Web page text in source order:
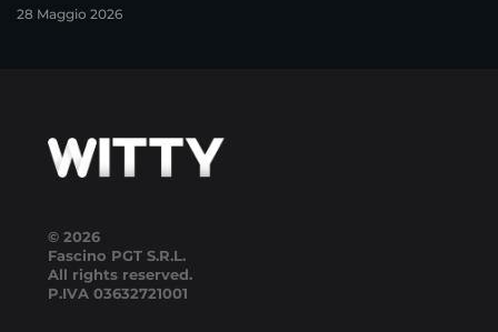
28 Maggio 2026
© 2026
Fascino PGT S.R.L.
All rights reserved.
P.IVA 03632721001